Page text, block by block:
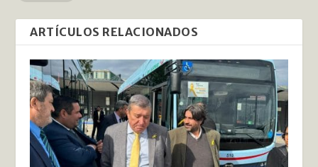
ARTÍCULOS RELACIONADOS